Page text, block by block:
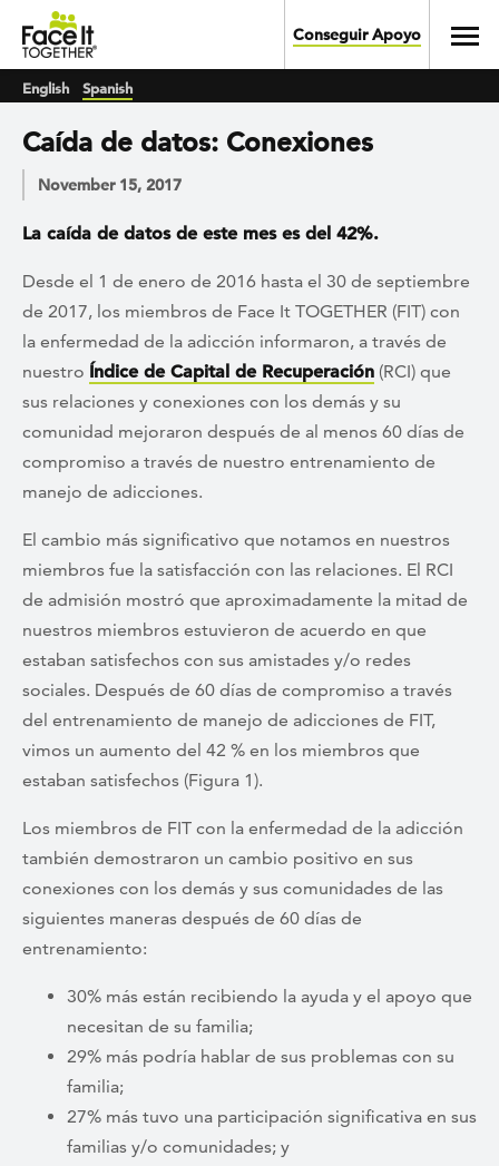
Skip to main content
Conseguir Apoyo
English Spanish
Caída de datos: Conexiones
November 15, 2017
La caída de datos de este mes es del 42%.
Desde el 1 de enero de 2016 hasta el 30 de septiembre
de 2017, los miembros de Face It TOGETHER (FIT) con
la enfermedad de la adicción informaron, a través de
nuestro Índice de Capital de Recuperación (RCI) que
sus relaciones y conexiones con los demás y su
comunidad mejoraron después de al menos 60 días de
compromiso a través de nuestro entrenamiento de
manejo de adicciones.
El cambio más significativo que notamos en nuestros
miembros fue la satisfacción con las relaciones. El RCI
de admisión mostró que aproximadamente la mitad de
nuestros miembros estuvieron de acuerdo en que
estaban satisfechos con sus amistades y/o redes
sociales. Después de 60 días de compromiso a través
del entrenamiento de manejo de adicciones de FIT,
vimos un aumento del 42 % en los miembros que
estaban satisfechos (Figura 1).
Los miembros de FIT con la enfermedad de la adicción
también demostraron un cambio positivo en sus
conexiones con los demás y sus comunidades de las
siguientes maneras después de 60 días de
entrenamiento:
30% más están recibiendo la ayuda y el apoyo que
necesitan de su familia;
29% más podría hablar de sus problemas con su
familia;
27% más tuvo una participación significativa en sus
familias y/o comunidades; y